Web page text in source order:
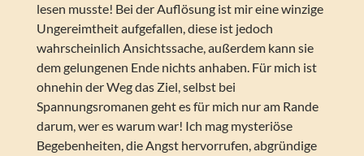
lesen musste! Bei der Auflösung ist mir eine winzige
Ungereimtheit aufgefallen, diese ist jedoch
wahrscheinlich Ansichtssache, außerdem kann sie
dem gelungenen Ende nichts anhaben. Für mich ist
ohnehin der Weg das Ziel, selbst bei
Spannungsromanen geht es für mich nur am Rande
darum, wer es warum war! Ich mag mysteriöse
Begebenheiten, die Angst hervorrufen, abgründige